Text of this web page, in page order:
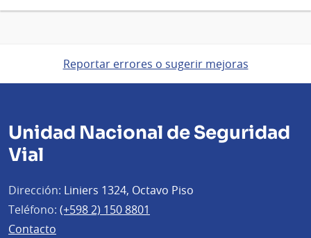
Reportar errores o sugerir mejoras
Unidad Nacional de Seguridad
Vial
Dirección: Liniers 1324, Octavo Piso
Teléfono: (+598 2) 150 8801
Contacto